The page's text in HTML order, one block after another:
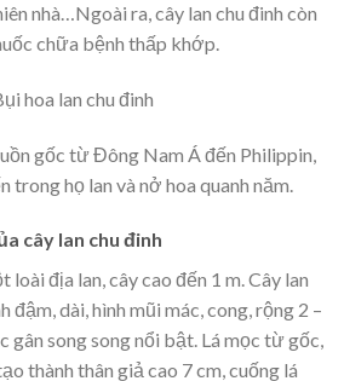
nhà…Ngoài ra, cây lan chu đinh còn
chữa bệnh thấp khớp.
hoa lan chu đinh
gốc từ Đông Nam Á đến Philippin,
trong họ lan và nở hoa quanh năm.
cây lan chu đinh
loài địa lan, cây cao đến 1 m. Cây lan
đậm, dài, hình mũi mác, cong, rộng 2 –
gân song song nổi bật. Lá mọc từ gốc,
thành thân giả cao 7 cm, cuống lá